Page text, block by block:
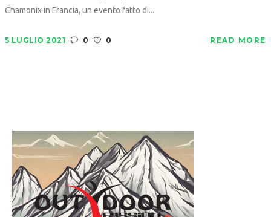
Chamonix in Francia, un evento fatto di...
5 LUGLIO 2021 0 0 READ MORE